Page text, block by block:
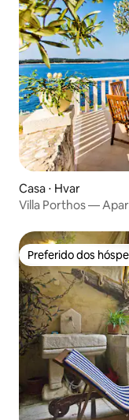
Casa ⋅ Hvar
Villa Porthos —
Preferido dos
Preferido dos